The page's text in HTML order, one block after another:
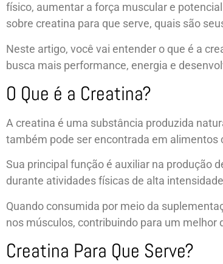
físico, aumentar a força muscular e
sobre creatina para que serve, quais são
Neste artigo, você vai entender o que é a
busca mais performance, energia e
O Que é a Creatina?
A creatina é uma substância produzida
também pode ser encontrada em alimentos
Sua principal função é auxiliar na produção
durante atividades físicas de alta
Quando consumida por meio da
nos músculos, contribuindo para um melhor
Creatina Para Que Serve?